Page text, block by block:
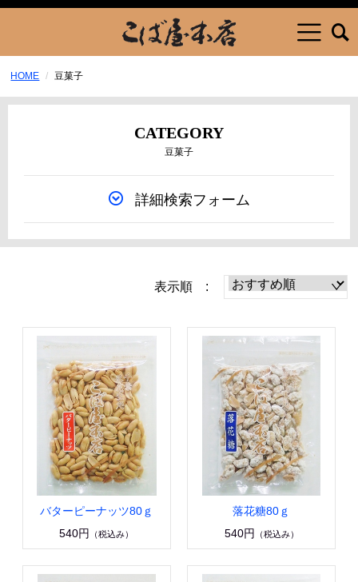
HOME 豆菓子
CATEGORY
豆菓子
詳細検索フォーム
表示順 :
バターピーナッツ80ｇ
540円
（税込み）
落花糖80ｇ
540円
（税込み）